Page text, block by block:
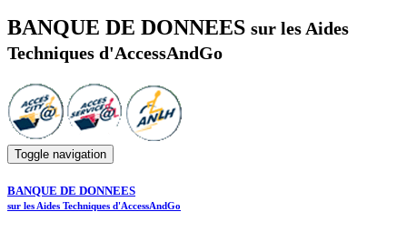
BANQUE DE DONNEES sur les Aides
Techniques d'AccessAndGo
Toggle navigation
BANQUE DE DONNEES
sur les Aides Techniques d'AccessAndGo